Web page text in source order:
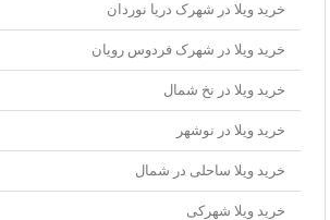
خرید ویلا در شهرک دریا نوردان
خرید ویلا در شهرک فردوس رویان
خرید ویلا در نخ شمال
خرید ویلا در نوشهر
خرید ویلا ساحلی در شمال
خرید ویلا شهرکی